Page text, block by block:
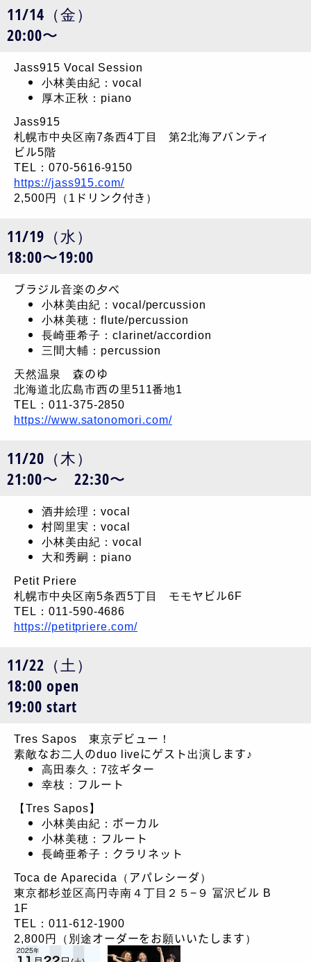
11/14（金）
20:00〜
Jass915 Vocal Session
小林美由紀：vocal
厚木正秋：piano
Jass915
札幌市中央区南7条西4丁目 第2北海アバンティ
ビル5階
TEL：070-5616-9150
https://jass915.com/
2,500円（1ドリンク付き）
11/19（水）
18:00〜19:00
ブラジル音楽の夕べ
小林美由紀：vocal/percussion
小林美穂：flute/percussion
長崎亜希子：clarinet/accordion
三間大輔：percussion
天然温泉 森のゆ
北海道北広島市西の里511番地1
TEL：011-375-2850
https://www.satonomori.com/
11/20（木）
21:00〜 22:30〜
酒井絵理：vocal
村岡里実：vocal
小林美由紀：vocal
大和秀嗣：piano
Petit Priere
札幌市中央区南5条西5丁目 モモヤビル6F
TEL：011-590-4686
https://petitpriere.com/
11/22（土）
18:00 open
19:00 start
Tres Sapos 東京デビュー！
素敵なお二人のduo liveにゲスト出演します♪
高田泰久：7弦ギター
幸枝：フルート
【Tres Sapos】
小林美由紀：ボーカル
小林美穂：フルート
長崎亜希子：クラリネット
Toca de Aparecida（アパレシーダ）
東京都杉並区高円寺南４丁目２５−９ 冨沢ビル B
1F
TEL：011-612-1900
2,800円（別途オーダーをお願いいたします）